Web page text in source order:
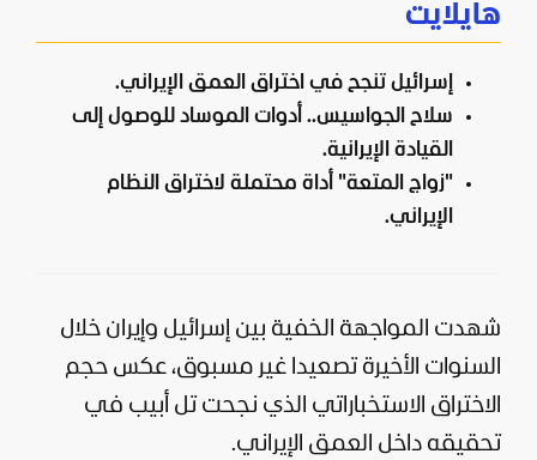
هايلايت
إسرائيل تنجح في اختراق العمق الإيراني.
سلاح الجواسيس.. أدوات الموساد للوصول إلى
القيادة الإيرانية.
"زواج المتعة" أداة محتملة لاختراق النظام
الإيراني.
شهدت المواجهة الخفية بين إسرائيل وإيران خلال
السنوات الأخيرة تصعيدا غير مسبوق، عكس حجم
الاختراق الاستخباراتي الذي نجحت تل أبيب في
تحقيقه داخل العمق الإيراني.